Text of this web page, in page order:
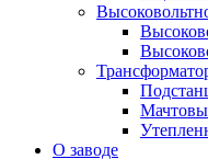
О заводе